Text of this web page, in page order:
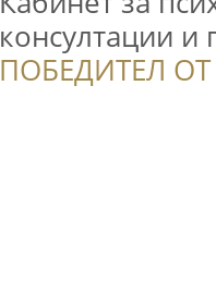
консултации и
ПОБЕДИТЕЛ